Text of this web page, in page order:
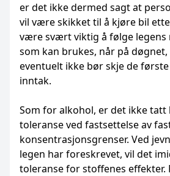
er det ikke dermed sagt at
vil være skikket til å kjøre bil
være svært viktig å følge legens
som kan brukes, når på
eventuelt ikke bør skje de
inntak.
Som for alkohol, er det ikke tatt
toleranse ved fastsettelse av
konsentrasjonsgrenser. Ved
legen har foreskrevet, vil det
toleranse for stoffenes effekter.